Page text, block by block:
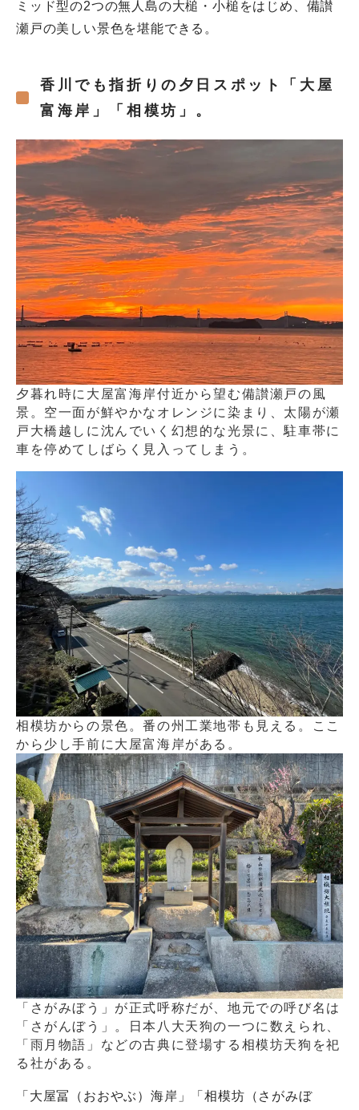
ミッド型の2つの無人島の大槌・小槌をはじめ、備讃
瀬戸の美しい景色を堪能できる。
香川でも指折りの夕日スポット「大屋
富海岸」「相模坊」。
夕暮れ時に大屋富海岸付近から望む備讃瀬戸の風
景。空一面が鮮やかなオレンジに染まり、太陽が瀬
戸大橋越しに沈んでいく幻想的な光景に、駐車帯に
車を停めてしばらく見入ってしまう。
相模坊からの景色。番の州工業地帯も見える。ここ
から少し手前に大屋富海岸がある。
「さがみぼう」が正式呼称だが、地元での呼び名は
「さがんぼう」。日本八大天狗の一つに数えられ、
「雨月物語」などの古典に登場する相模坊天狗を祀
る社がある。
「大屋冨（おおやぶ）海岸」「相模坊（さがみぼ